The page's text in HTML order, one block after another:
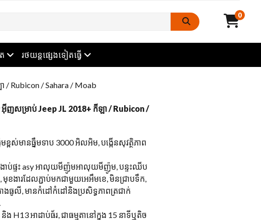
0
ម៉ឺនុយបើករថយន្តផ្សេងទៀតធ្វើ ម៉ឺនុយបើក
/ Rubicon / Sahara / Moab
អ៊ីញសម្រាប់ Jeep JL 2018+ កីឡា / Rubicon /
មខ្ពស់មានធ្នឹមទាប 3000 អិលអិម, បង្កើនសុវត្ថិភាព
ងាប់ផ្ទះ asy អាលុយមីញ៉ូមអាលុយមីញ៉ូម, បន្ទះឈីប
មុខងារដែលភ្ជាប់មកជាមួយអេអឹមខេ, មិនជ្រាបទឹក,
តាងធូលី, មានកំដៅកំដៅនិងប្រសិទ្ធភាពត្រជាក់
H13 អាដាប់ធ័រ, ជាធម្មតានៅក្នុង 15 នាទីឬតិច